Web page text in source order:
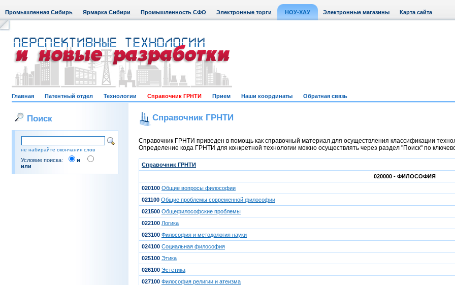
Промышленная Сибирь Ярмарка Сибири Промышленность СФО Электронные торги НОУ-ХАУ Электронные магазины Карта сайта
Главная Патентный отдел Технологии Справочник ГРНТИ Прием Наши координаты Обратная связь
Поиск
не набирайте окончания слов
Условие поиска:
и
или
Справочник ГРНТИ
Справочник ГРНТИ приведен в помощь как справочный материал для осуществления классификации
Определение кода ГРНТИ для конкретной технологии можно осуществлять через раздел "Поиск" по
Справочник ГРНТИ
020000 - ФИЛОСОФИЯ
020100 Общие вопросы философии
021100 Общие проблемы современной философии
021500 Общефилософские проблемы
022100 Логика
023100 Философия и методология науки
024100 Социальная философия
025100 Этика
026100 Эстетика
027100 Философия религии и атеизма